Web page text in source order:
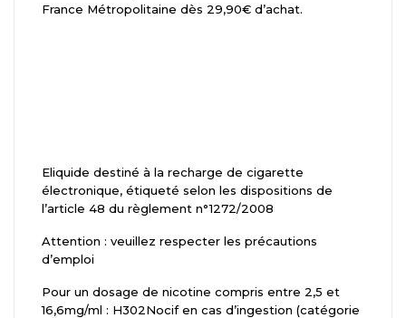
France Métropolitaine dès 29,90€ d’achat.
Eliquide destiné à la recharge de cigarette
électronique, étiqueté selon les dispositions de
l’article 48 du règlement n°1272/2008
Attention : veuillez respecter les précautions
d’emploi
Pour un dosage de nicotine compris entre 2,5 et
16,6mg/ml : H302Nocif en cas d’ingestion (catégorie